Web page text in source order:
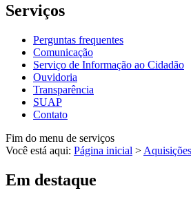
Serviços
Perguntas frequentes
Comunicação
Serviço de Informação ao Cidadão
Ouvidoria
Transparência
SUAP
Contato
Fim do menu de serviços
Você está aqui: Página inicial > Aquisições
Em destaque